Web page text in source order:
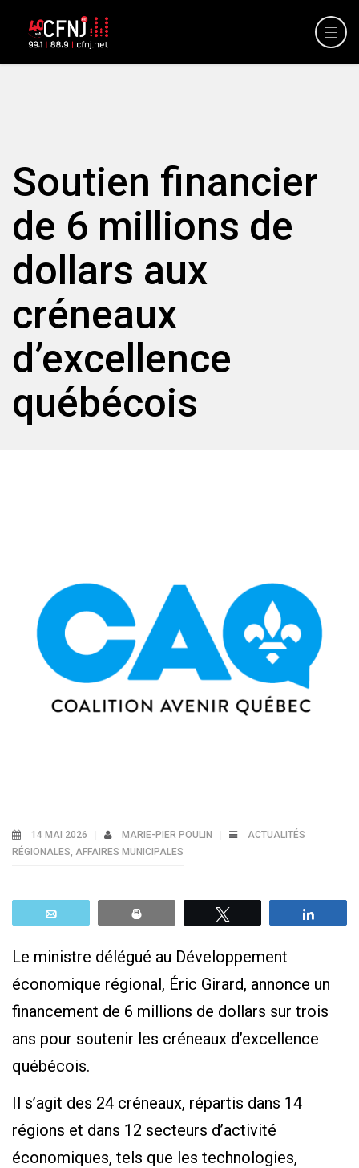
Soutien financier
de 6 millions de
dollars aux
créneaux
d’excellence
québécois
14 MAI 2026 MARIE-PIER POULIN
ACTUALITÉS
RÉGIONALES, AFFAIRES MUNICIPALES
Le ministre délégué au Développement
économique régional, Éric Girard, annonce un
financement de 6 millions de dollars sur trois
ans pour soutenir les créneaux d’excellence
québécois.
Il s’agit des 24 créneaux, répartis dans 14
régions et dans 12 secteurs d’activité
économiques, tels que les technologies,